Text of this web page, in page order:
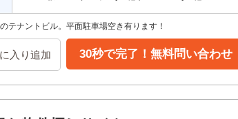
テナントビル。平面駐車場空き有ります！
入り追加 30秒で完了！無料問い合わせ